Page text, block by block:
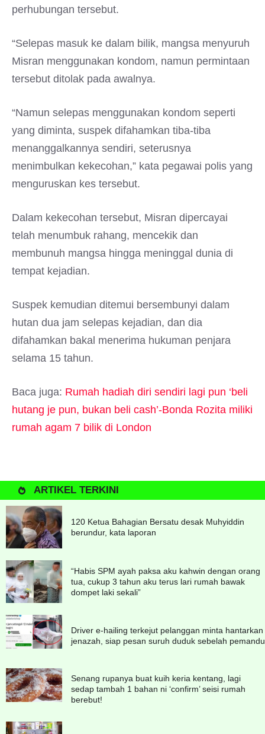
perhubungan tersebut.
“Selepas masuk ke dalam bilik, mangsa menyuruh
Misran menggunakan kondom, namun permintaan
tersebut ditolak pada awalnya.
“Namun selepas menggunakan kondom seperti
yang diminta, suspek difahamkan tiba-tiba
menanggalkannya sendiri, seterusnya
menimbulkan kekecohan,” kata pegawai polis yang
menguruskan kes tersebut.
Dalam kekecohan tersebut, Misran dipercayai
telah menumbuk rahang, mencekik dan
membunuh mangsa hingga meninggal dunia di
tempat kejadian.
Suspek kemudian ditemui bersembunyi dalam
hutan dua jam selepas kejadian, dan dia
difahamkan bakal menerima hukuman penjara
selama 15 tahun.
Baca juga: Rumah hadiah diri sendiri lagi pun ‘beli
hutang je pun, bukan beli cash’-Bonda Rozita miliki
rumah agam 7 bilik di London
ARTIKEL TERKINI
120 Ketua Bahagian Bersatu desak Muhyiddin
berundur, kata laporan
“Habis SPM ayah paksa aku kahwin dengan orang
tua, cukup 3 tahun aku terus lari rumah bawak
dompet laki sekali”
Driver e-hailing terkejut pelanggan minta hantarkan
jenazah, siap pesan suruh duduk sebelah pemandu
Senang rupanya buat kuih keria kentang, lagi
sedap tambah 1 bahan ni ‘confirm’ seisi rumah
berebut!